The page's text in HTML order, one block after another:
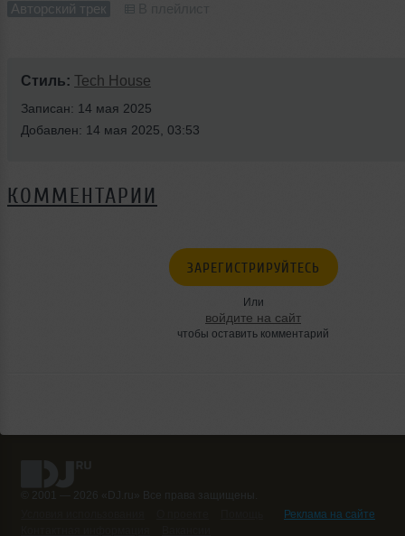
Авторский трек
Стиль: Tech House
Записан: 14 мая 2025
Добавлен: 14 мая 2025, 03:53
КОММЕНТАРИИ
ЗАРЕГИСТРИРУЙТЕСЬ
Или
войдите на сайт
чтобы оставить комментарий
© 2001 — 2026 «DJ.ru» Все права защищены.
Реклама на сайте